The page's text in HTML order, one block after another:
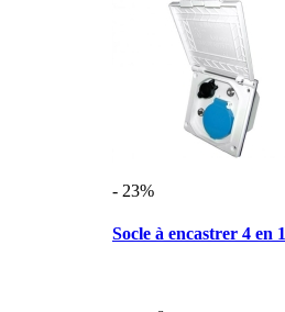
- 23%
Socle à encastrer 4 en 1